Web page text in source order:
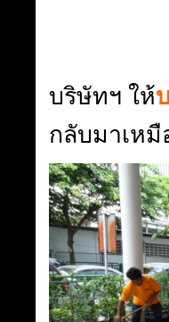
บริษัทฯ ให้
กลับมาเห